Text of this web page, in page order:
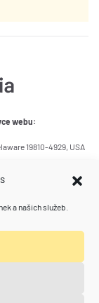
a našich služeb.
webu:
19810-4929, USA